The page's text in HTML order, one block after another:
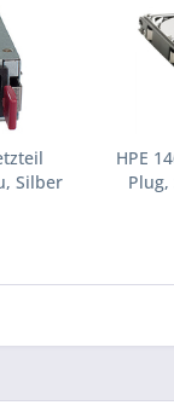
Silber
HPE
Plug,